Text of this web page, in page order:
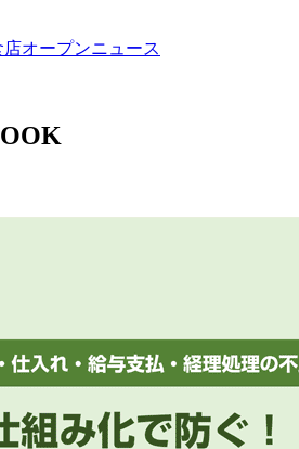
オープンニュース